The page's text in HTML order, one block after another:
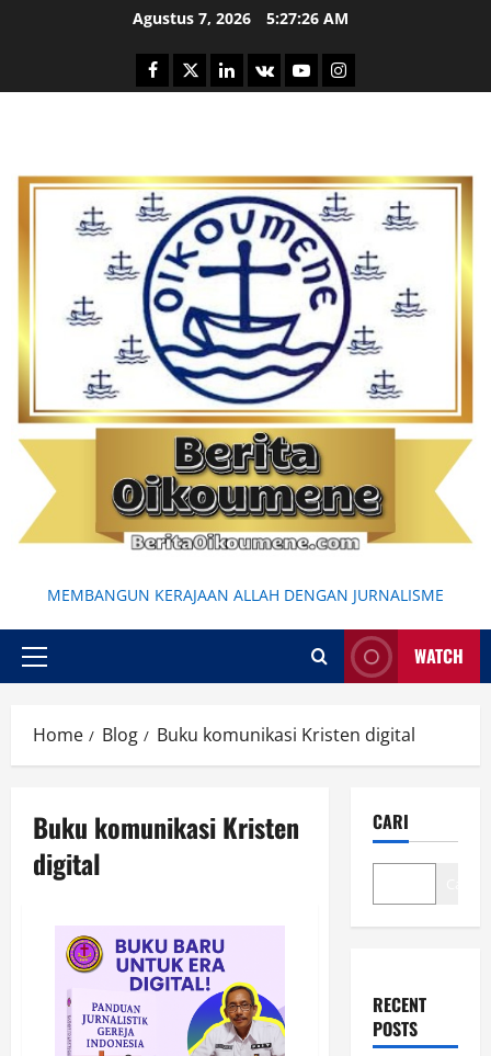
Agustus 7, 2026 5:27:28 AM
Facebook
TwitterLinkedin
VK YoutubeInstagram
MEMBANGUN KERAJAAN ALLAH DENGAN JURNALISME
Primary
WATCH
Home Blog Buku komunikasi Kristen digital
Buku komunikasi Kristen
digital
CARI
RECENT
POSTS